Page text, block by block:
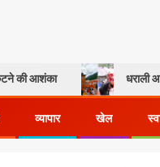
धराली आपदा की पहली
व्यापार खेल